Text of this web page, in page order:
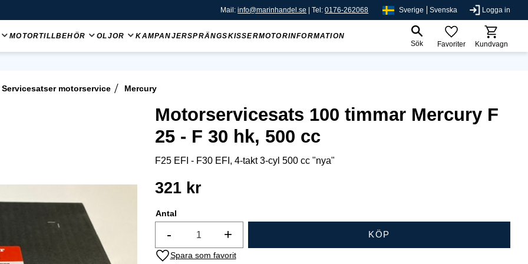
Mail:info@marinhandel.se | Tel:0176-262068 Sverige Svenska Logga in
MOTORTILLBEHÖR OLJOR KAMPANJERSPRÄNGSKISSERMOTORINFORMATION
Sök
Favoriter Kundvagn
Servicesatser motorservice Mercury
Motorservicesats 100 timmar Mercury F
25 - F 30 hk, 500 cc
F25 EFI - F30 EFI, 4-takt 3-cyl 500 cc "nya"
321kr
Antal
+
- KÖP